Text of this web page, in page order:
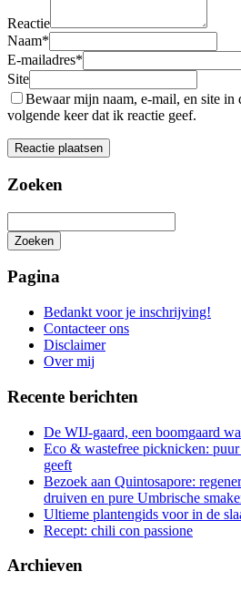
Reactie
Naam*
E-mailadres*
Site
Bewaar mijn naam, e-mail, en site in
volgende keer dat ik reactie geef.
Zoeken
Zoeken
zoeken
Pagina
Bedankt voor je inschrijving!
Contacteer ons
Disclaimer
Over mij
Recente berichten
De WIJ-gaard, een boomgaard
Eco & wastefree picknicken:
geeft
Bezoek aan Quintosapore:
druiven en pure Umbrische
Ultieme plantengids voor in de
Recept: chili con passione
Archieven